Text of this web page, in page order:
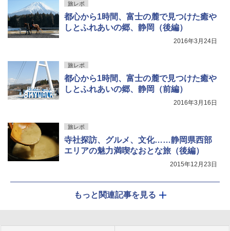
旅レポ
都心から1時間、富士の麓で見つけた癒や
しとふれあいの郷、静岡（後編）
2016年3月24日
旅レポ
都心から1時間、富士の麓で見つけた癒や
しとふれあいの郷、静岡（前編）
2016年3月16日
旅レポ
寺社探訪、グルメ、文化……静岡県西部
エリアの魅力満喫なおとな旅（後編）
2015年12月23日
もっと関連記事を見る